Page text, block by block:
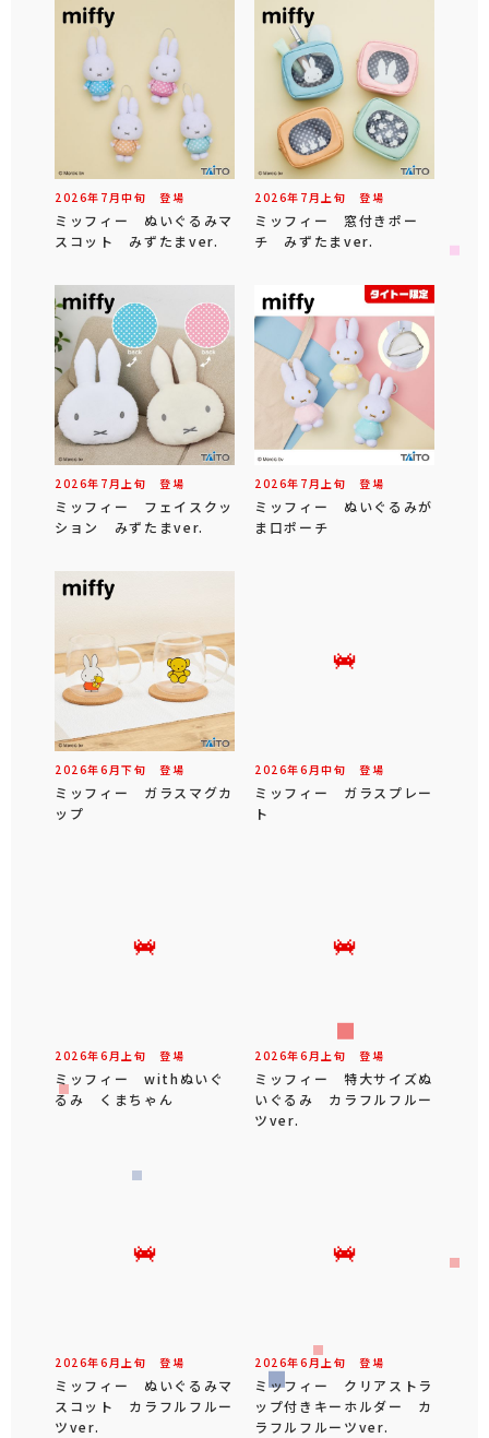
2026年 7 月中旬 登場
ミッフィー ぬいぐるみマ
スコット みずたまver.
2026年 7 月 上旬 登場
ミッフィー 窓付きポー
チ みずたまver.
2026年 7 月 上旬 登場
ミッフィー フェイスクッ
ション みずたまver.
2026年 7 月 上旬 登場
ミッフィー ぬいぐるみが
ま口ポーチ
2026年6 月下旬 登場
ミッフィー ガラスマグカ
ップ
2026年6 月中旬 登場
ミッフィー ガラスプレー
ト
2026年6 月 上旬 登場
ミッフィー withぬいぐ
るみ くまちゃん
2026年6 月 上旬 登場
ミッフィー 特大サイズぬ
いぐるみ カラフルフルー
ツver.
2026年6 月 上旬 登場
ミッフィー ぬいぐるみマ
スコット カラフルフルー
ツver.
2026年6 月 上旬 登場
ミッフィー クリアストラ
ップ付きキーホルダー カ
ラフルフルーツver.